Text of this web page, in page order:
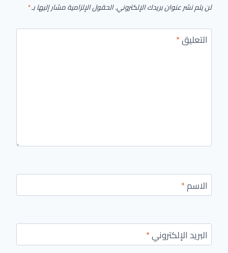
لن يتم نشر عنوان بريدك الإلكتروني.الحقول الإلزامية مشار إليها بـ*
التعليق*
الاسم*
البريد الإلكتروني*